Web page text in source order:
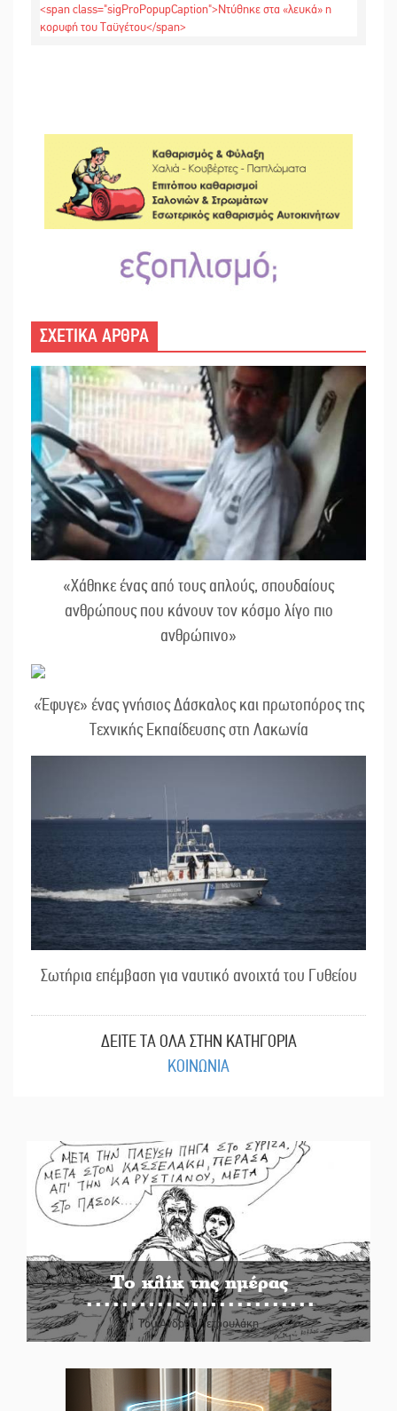
ΣΧΕΤΙΚΑ ΑΡΘΡΑ
«Χάθηκε ένας από τους απλούς, σπουδαίους
ανθρώπους που κάνουν τον κόσμο λίγο πιο
ανθρώπινο»
«Έφυγε» ένας γνήσιος Δάσκαλος και πρωτοπόρος της
Τεχνικής Εκπαίδευσης στη Λακωνία
Σωτήρια επέμβαση για ναυτικό ανοιχτά του Γυθείου
ΔΕΙΤΕ ΤΑ ΟΛΑ ΣΤΗΝ ΚΑΤΗΓΟΡΙΑ
ΚΟΙΝΩΝΙΑ
Το κλίκ της ημέρας
Του Ανδρέα Πετρουλάκη